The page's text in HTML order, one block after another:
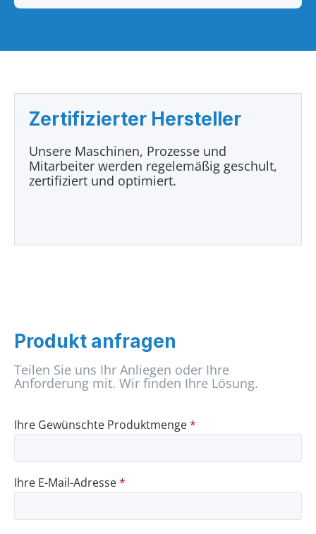
Zertifizierter Hersteller
Unsere Maschinen, Prozesse und
Mitarbeiter werden regelemäßig geschult,
zertifiziert und optimiert.
Produkt anfragen
Teilen Sie uns Ihr Anliegen oder Ihre
Anforderung mit. Wir finden Ihre Lösung.
Ihre Gewünschte Produktmenge*
Ihre E-Mail-Adresse*